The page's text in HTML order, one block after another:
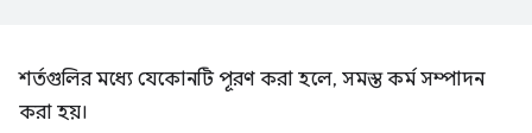
শর্তগুলির মধ্যে যেকোনটি পূরণ করা হলে, সমস্ত কর্ম সম্পাদন
করা হয়।